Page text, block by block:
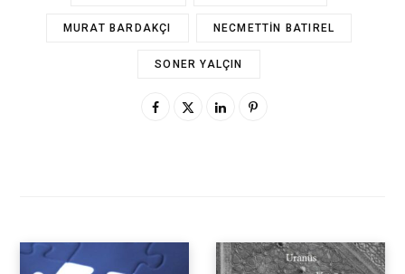
MURAT BARDAKÇI NECMETTIN BATIREL
SONER YALÇIN